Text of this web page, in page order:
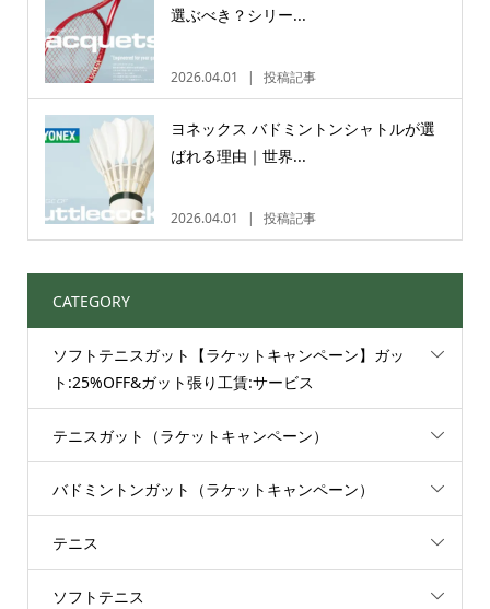
選ぶべき？シリー...
2026.04.01 投稿記事
ヨネックス バドミントンシャトルが選
ばれる理由｜世界...
2026.04.01 投稿記事
CATEGORY
ソフトテニスガット【ラケットキャンペーン】ガッ
ト:25%OFF&ガット張り工賃:サービス
テニスガット（ラケットキャンペーン）
バドミントンガット（ラケットキャンペーン）
テニス
ソフトテニス